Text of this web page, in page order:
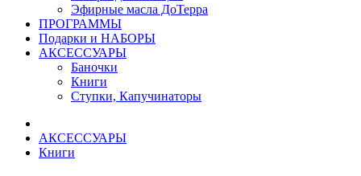
Эфирные масла ДоТерра
ПРОГРАММЫ
Подарки и НАБОРЫ
АКСЕССУАРЫ
Баночки
Книги
Ступки, Капучинаторы
АКСЕССУАРЫ
Книги